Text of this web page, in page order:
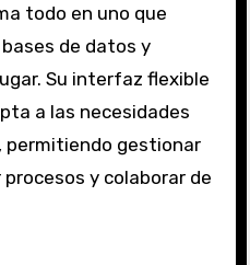
todo en uno que
de datos y
Su interfaz flexible
a las necesidades
permitiendo gestionar
y colaborar de